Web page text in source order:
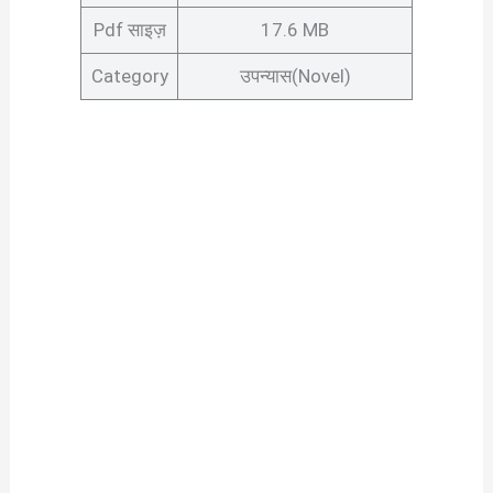
Pdf साइज़ 17.6 MB
Category उपन्यास(Novel)